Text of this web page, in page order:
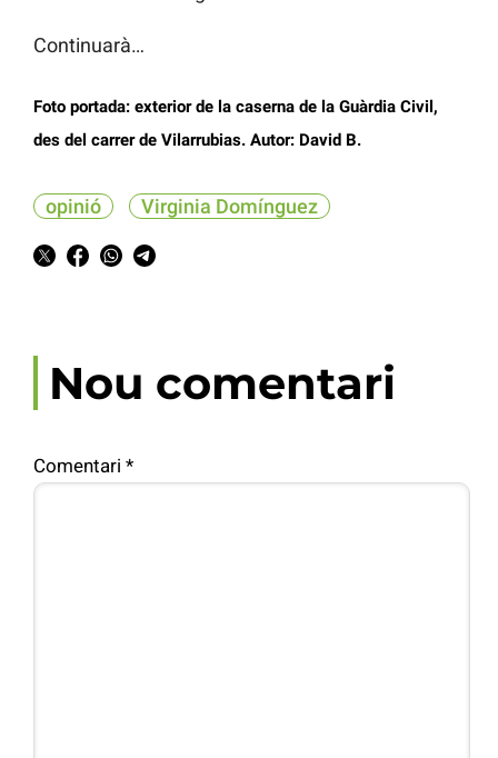
Continuarà…
Foto portada: exterior de la caserna de la Guàrdia Civil,
des del carrer de Vilarrubias. Autor: David B.
opinió Virginia Domínguez
Nou comentari
Comentari *